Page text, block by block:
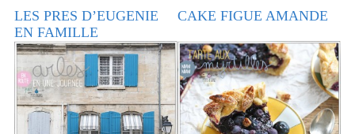
LES PRES D’EUGENIE
EN FAMILLE
CAKE FIGUE AMANDE